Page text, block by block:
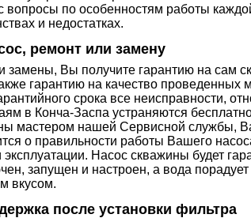
вопросы по особенностям работы
и недостатках.
ремонт или замену
замены, Вы получите гарантию на сам
гарантию на качество проведенных
срока все неисправности,
в Конча-Заспа устраняются
мастером нашей Сервисной службы,
о правильности работы Вашего
эксплуатации. Насос скважины будет
запущен и настроен, а вода
вкусом.
после установки фильтра